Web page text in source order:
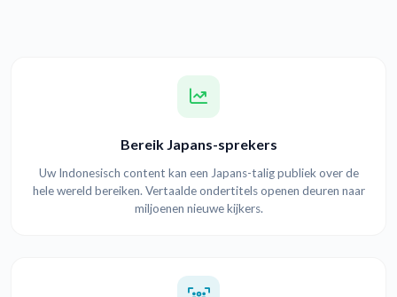
Bereik Japans-sprekers
Uw Indonesisch content kan een Japans-talig publiek over de
hele wereld bereiken. Vertaalde ondertitels openen deuren naar
miljoenen nieuwe kijkers.